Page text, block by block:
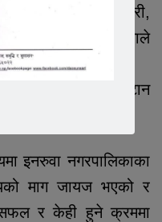
साह, सारोज चौधरी,
चौधरी सहित २७ जनाले
उठाएका छन् ।
चौधरीले स्कूलको कटान
माग गर्नुभयो ।
इनरुवा नगरपालिकाका
माग जायज भएको र
र केही हुने क्रममा